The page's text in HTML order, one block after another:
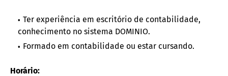
Ter experiência em escritório de contabilidade,
conhecimento no sistema DOMINIO.
Formado em contabilidade ou estar cursando.
Horário: